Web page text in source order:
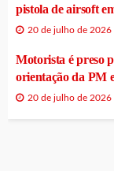
pistola de airsoft
20 de julho de 2026
Motorista é preso
orientação da PM
20 de julho de 2026